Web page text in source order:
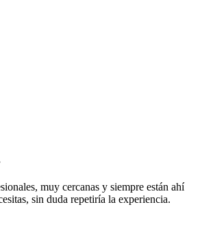
muy cercanas y siempre están ahí
sin duda repetiría la experiencia.